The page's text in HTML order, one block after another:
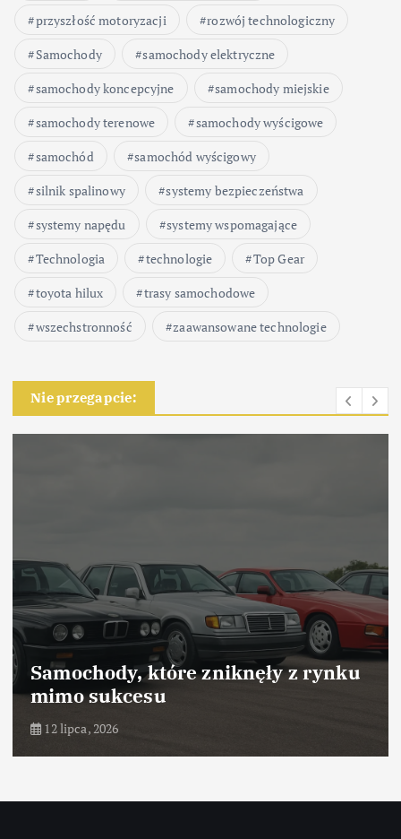
przyszłość motoryzacji
rozwój technologiczny
Samochody
samochody elektryczne
samochody koncepcyjne
samochody miejskie
samochody terenowe
samochody wyścigowe
samochód
samochód wyścigowy
silnik spalinowy
systemy bezpieczeństwa
systemy napędu
systemy wspomagające
Technologia
technologie
Top Gear
toyota hilux
trasy samochodowe
wszechstronność
zaawansowane technologie
Nie przegapcie:
Samochody, które zniknęły z rynku
mimo sukcesu
12 lipca, 2026